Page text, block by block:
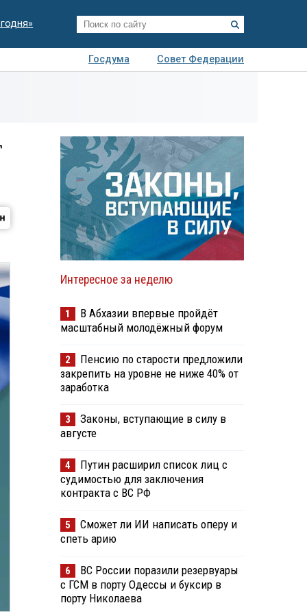
Госдума
Совет Федерации
Интересное за неделю
1
В Абхазии впервые пройдёт
масштабный молодёжный форум
2
Пенсию по старости предложили
закрепить на уровне не ниже 40% от
заработка
3
Законы, вступающие в силу в
августе
4
Путин расширил список лиц с
судимостью для заключения
контракта с ВС РФ
5
Сможет ли ИИ написать оперу и
спеть арию
6
ВС России поразили резервуары
с ГСМ в порту Одессы и буксир в
порту Николаева